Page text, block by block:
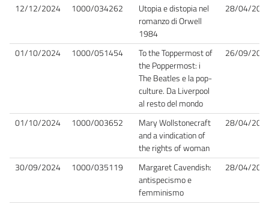
12/12/2024 1000/034262
Utopia e distopia nel
romanzo di Orwell
1984
28/04/
01/10/2024 1000/051454
To the Toppermost of
the Poppermost: i
The Beatles e la pop-
culture. Da Liverpool
al resto del mondo
26/09/
01/10/2024 1000/003652
Mary Wollstonecraft
and a vindication of
the rights of woman
28/04/
30/09/2024 1000/035119
Margaret Cavendish:
antispecismo e
femminismo
28/04/